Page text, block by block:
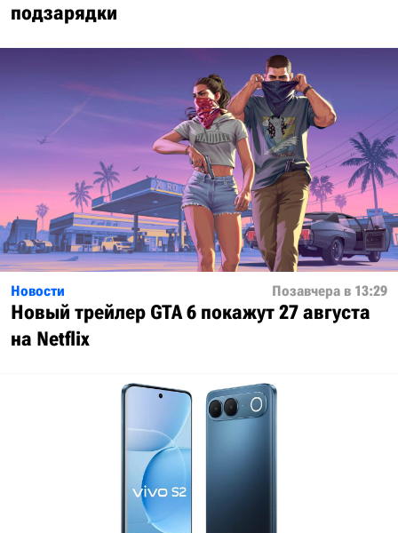
подзарядки
Новости Позавчера в 13:29
Новый трейлер GTA 6 покажут 27 августа
на Netflix